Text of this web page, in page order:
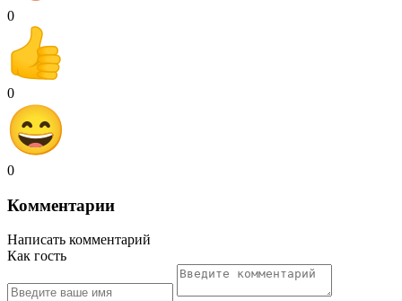
0
0
0
Комментарии
Написать комментарий
Как гость